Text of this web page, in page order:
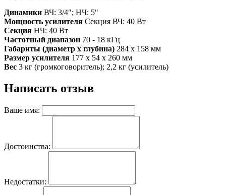
Динамики ВЧ: 3/4"; НЧ: 5"
Мощность усилителя Секция ВЧ: 40 Вт
Секция НЧ: 40 Вт
Частотный диапазон 70 - 18 кГц
Габариты (диаметр х глубина) 284 х 158 мм
Размер усилителя 177 x 54 x 260 мм
Вес 3 кг (громкоговоритель); 2,2 кг (усилитель)
Написать отзыв
Ваше имя:
Достоинства:
Недостатки: